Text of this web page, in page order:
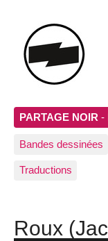
PARTAGE NOIR -
Bandes dessinées
Traductions
Roux